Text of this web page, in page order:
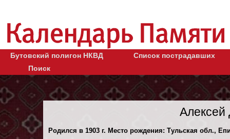
Бутовский полигон НКВД
Список пострадавших
Поиск
Алексей
Родился в 1903 г. Место рождения: Тульская обл.,